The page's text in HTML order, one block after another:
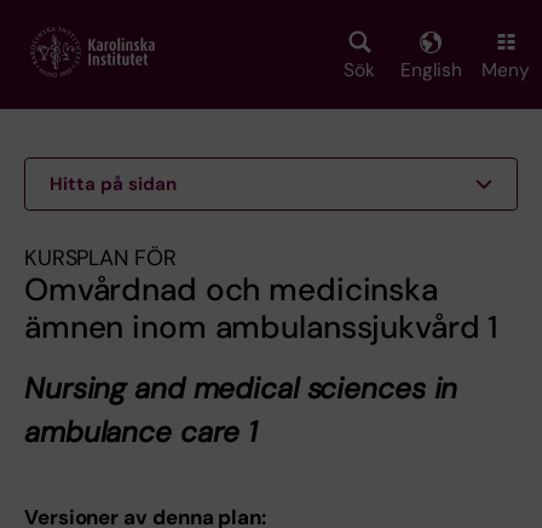
main
Sök English Meny
Hitta på sidan
KURSPLAN FÖR
Omvårdnad och medicinska
ämnen inom ambulanssjukvård 1
Nursing and medical sciences in
ambulance care 1
Versioner av denna plan: